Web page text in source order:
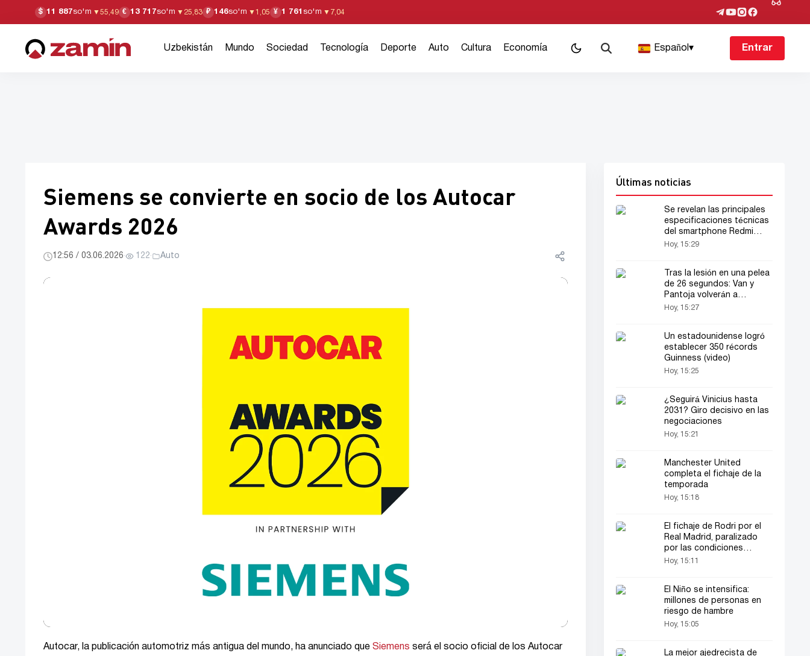
$ 11 887so'm ▼55,49 € 13 717so'm ▼ 25,83 ₽ 146so'm ▼1,05 ¥ 1 761 so'm ▼ 7,04
Uzbekistán Mundo Sociedad Tecnología Deporte Auto Cultura Economía Español▾ Entrar
Siemens se convierte en socio de los Autocar
Awards 2026
12:56 / 03.06.2026· 122· Auto
Autocar, la publicación automotriz más antigua del mundo, ha anunciado que Siemens será el socio oficial de los Autocar
Últimas noticias
Se revelan las principales
especificaciones técnicas
del smartphone Redmi
K100 Pro Max
Hoy, 15:29
Tras la lesión en una pelea
de 26 segundos: Van y
Pantoja volverán a
enfrentarse
Hoy, 15:27
Un estadounidense logró
establecer 350 récords
Guinness (video)
Hoy, 15:25
¿Seguirá Vinicius hasta
2031? Giro decisivo en las
negociaciones
Hoy, 15:21
Manchester United
completa el fichaje de la
temporada
Hoy, 15:18
El fichaje de Rodri por el
Real Madrid, paralizado
por las condiciones
contractuales
Hoy, 15:11
El Niño se intensifica:
millones de personas en
riesgo de hambre
Hoy, 15:05
La mejor ajedrecista de